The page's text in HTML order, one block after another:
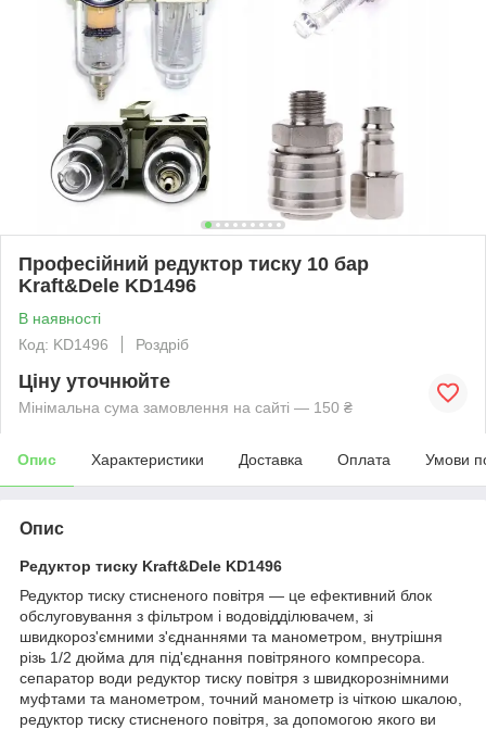
Професійний редуктор тиску 10 бар
Kraft&Dele KD1496
В наявності
Код: KD1496
Роздріб
Ціну уточнюйте
Мінімальна сума замовлення на сайті — 150 ₴
Опис Характеристики Доставка Оплата Умови
Опис
Редуктор тиску Kraft&Dele KD1496
Редуктор тиску стисненого повітря — це ефективний блок
обслуговування з фільтром і водовідділювачем, зі
швидкороз'ємними з'єднаннями та манометром, внутрішня
різь 1/2 дюйма для під'єднання повітряного компресора.
сепаратор води редуктор тиску повітря з швидкорознімними
муфтами та манометром, точний манометр із чіткою шкалою,
редуктор тиску стисненого повітря, за допомогою якого ви